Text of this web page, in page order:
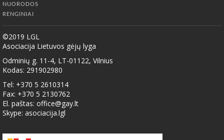
NUORODOS
RENGINIAI
©2019 LGL
Asociacija Lietuvos gėjų lyga
Odminių g. 11-4, LT-01122, Vilnius
Kodas: 291902980
Tel: +370 5 2610314
Fax: +370 5 2130762
El. paštas: office@gay.lt
Skype: asociacija.lgl